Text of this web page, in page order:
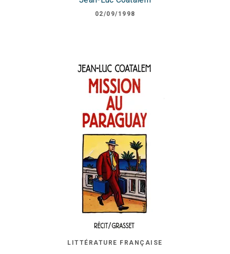
02/09/1998
LITTÉRATURE FRANÇAISE